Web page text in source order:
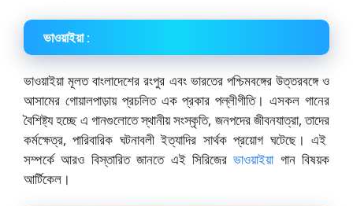
ভাওয়াইয়া :
ভাওয়াইয়া মূলত বাংলাদেশের রংপুর এবং ভারতের পশ্চিমবঙ্গের উত্তরবঙ্গে ও
আসামের গোয়ালপাড়ায় প্রচলিত এক প্রকার পল্লীগীতি। এসকল গানের
বৈশিষ্ট্য হচ্ছে এ গানগুলোতে স্থানীয় সংস্কৃতি, জনপদের জীবনযাত্রা, তাদের
কর্মক্ষেত্র, পারিবারিক ঘটনাবলী ইত্যাদির সার্থক প্রয়োগ ঘটেছে। এই
সম্পর্কে আরও বিস্তারিত জানতে এই সিরিজেরভাওয়াইয়াগান বিষয়ক
আর্টিকেল।